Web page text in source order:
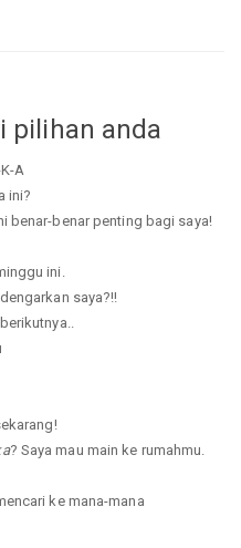
pilihan anda
A
ini?
benar-benar penting bagi saya!
ini.
saya?!!
? Saya mau main ke rumahmu.
ke mana-mana